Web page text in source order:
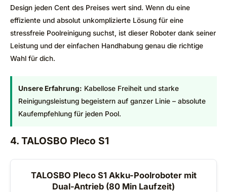
Design jeden Cent des Preises wert sind. Wenn du eine
effiziente und absolut unkomplizierte Lösung für eine
stressfreie Poolreinigung suchst, ist dieser Roboter dank seiner
Leistung und der einfachen Handhabung genau die richtige
Wahl für dich.
Unsere Erfahrung: Kabellose Freiheit und starke
Reinigungsleistung begeistern auf ganzer Linie – absolute
Kaufempfehlung für jeden Pool.
4. TALOSBO Pleco S1
TALOSBO Pleco S1 Akku-Poolroboter mit
Dual-Antrieb (80 Min Laufzeit)